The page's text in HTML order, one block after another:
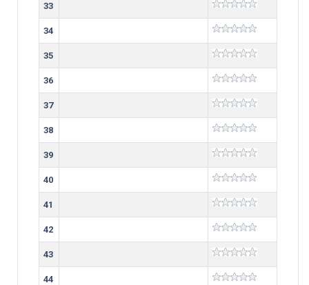
33
34
35
36
37
38
39
40
41
42
43
44